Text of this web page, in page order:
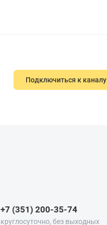
Подключиться к каналу
+7 (351) 200-35-74
круглосуточно, без выходных